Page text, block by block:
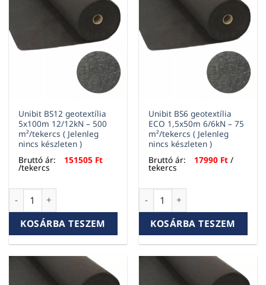
Unibit BS12 geotextília
5x100m 12/12kN – 500
m²/tekercs ( Jelenleg
nincs készleten )
Bruttó ár:
151505 Ft
/tekercs
Unibit BS12 geotextília 5x100m 12/12kN – 500 m²/tekercs (
KOSÁRBA TESZEM
Unibit BS6 geotextília
ECO 1,5x50m 6/6kN – 75
m²/tekercs ( Jelenleg
nincs készleten )
Bruttó ár:
17990 Ft /
tekercs
Unibit BS6 geotextília ECO
KOSÁRBA TESZEM